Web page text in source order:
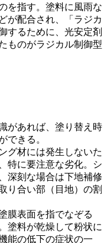
を指す。塗料に風雨な
が配合され、「ラジカ
するために、光安定剤
ものがラジカル制御型
があれば、塗り替え時
できる。
グ材には発生しないた
特に要注意な劣化。シ
深刻な場合は下地補修
り合い部（目地）の割
膜表面を指でなぞる
塗料が乾燥して粉状に
能の低下の症状の一